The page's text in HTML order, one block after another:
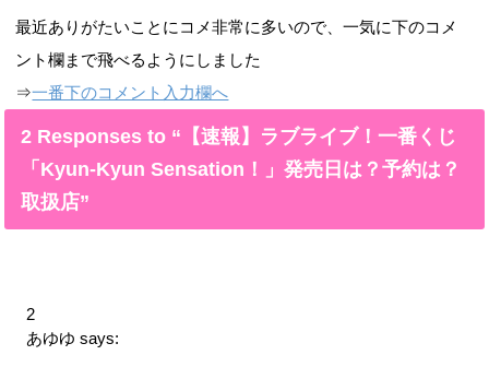
最近ありがたいことにコメ非常に多いので、一気に下のコメ
ント欄まで飛べるようにしました
⇒一番下のコメント入力欄へ
2 Responses to “【速報】ラブライブ！一番くじ
「Kyun-Kyun Sensation！」発売日は？予約は？
取扱店”
2
あゆゆ says: